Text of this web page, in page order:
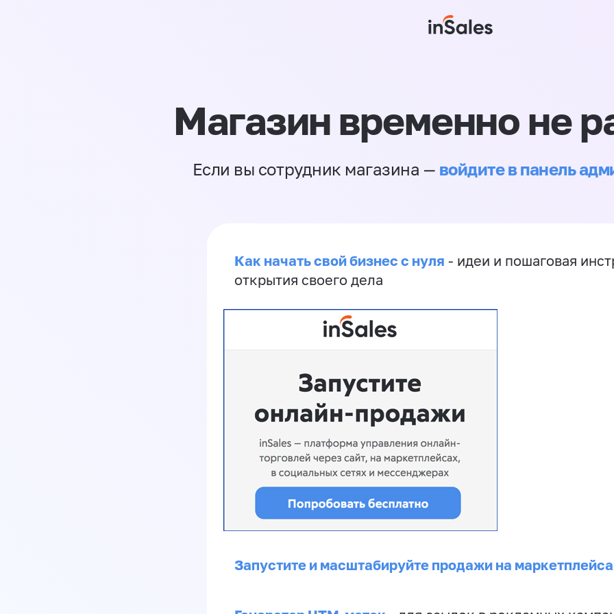
Магазин временно не
Если вы сотрудник магазина — войдите в панель
Как начать свой бизнес с нуля - идеи и пошаговая
открытия своего дела
Запустите и масштабируйте продажи на